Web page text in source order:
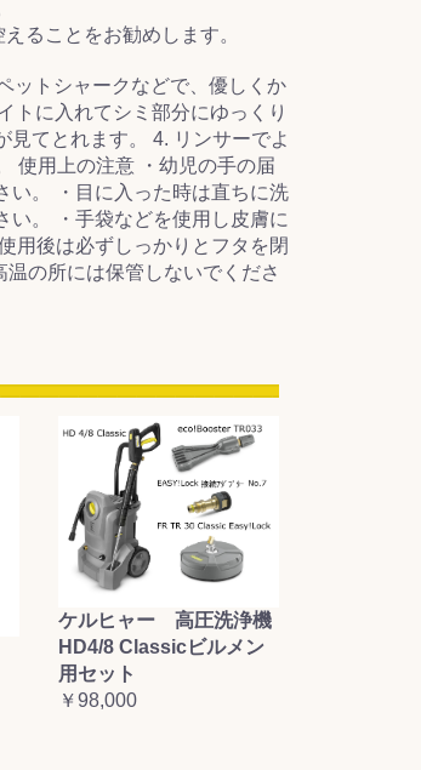
ることをお勧めします。
ットシャークなどで、優しくか
トに入れてシミ部分にゆっくり
てとれます。 4. リンサーでよ
使用上の注意 ・幼児の手の届
い。 ・目に入った時は直ちに洗
い。 ・手袋などを使用し皮膚に
用後は必ずしっかりとフタを閉
の所には保管しないでくださ
ケルヒャー 高圧洗浄機
HD4/8 Classicビルメン
用セット
￥98,000